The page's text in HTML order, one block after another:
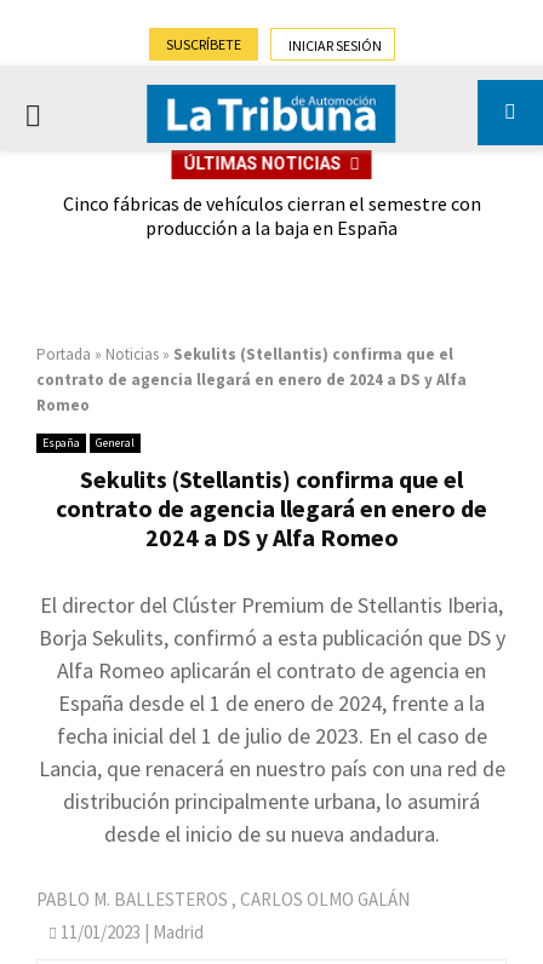
SUSCRÍBETE INICIAR SESIÓN
PRIMARY
ÚLTIMAS NOTICIAS
Cinco fábricas de vehículos cierran el semestre con
producción a la baja en España
Portada » Noticias » Sekulits (Stellantis) confirma que el
contrato de agencia llegará en enero de 2024 a DS y Alfa
Romeo
España General
Sekulits (Stellantis) confirma que el
contrato de agencia llegará en enero de
2024 a DS y Alfa Romeo
El director del Clúster Premium de Stellantis Iberia,
Borja Sekulits, confirmó a esta publicación que DS y
Alfa Romeo aplicarán el contrato de agencia en
España desde el 1 de enero de 2024, frente a la
fecha inicial del 1 de julio de 2023. En el caso de
Lancia, que renacerá en nuestro país con una red de
distribución principalmente urbana, lo asumirá
desde el inicio de su nueva andadura.
PABLO M. BALLESTEROS , CARLOS OLMO GALÁN
11/01/2023 | Madrid